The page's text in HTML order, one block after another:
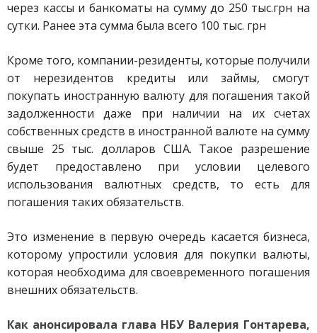
через кассы и банкоматы на сумму до 250 тыс.грн на
сутки. Ранее эта сумма была всего 100 тыс. грн
Кроме того, компании-резиденты, которые получили
от нерезидентов кредиты или займы, смогут
покупать иностранную валюту для погашения такой
задолженности даже при наличии на их счетах
собственных средств в иностранной валюте на сумму
свыше 25 тыс. долларов США. Такое разрешение
будет предоставлено при условии целевого
использования валютных средств, то есть для
погашения таких обязательств.
Это изменение в первую очередь касается бизнеса,
которому упростили условия для покупки валюты,
которая необходима для своевременного погашения
внешних обязательств.
Как анонсировала глава НБУ Валерия Гонтарева,